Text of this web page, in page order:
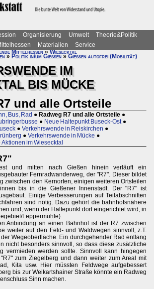
Organisierung Umwelt
Theorie&Politik
Materialien
Service
Mittelhessen»Wiesecktal
» Politik in/um Gießen » Gießen autofrei (Mobilität)
IM
BIS MÜCKE
und alle Ortsteile
Bus, Rad ● Radweg R7 und alle Ortsteile ●
● Neue Haltepunkt Buseck-Ost ●
● Verkehrswende in Reiskirchen ●
● Verkehrswende in Mücke ●
Aktionen im Wiesecktal
und mitten nach Gießen hinein verläuft ein
Fernradwanderweg, der "R7". Dieser bildet
zwischen den Kernorten, einigen weiteren Ortsteilen
bis in die Gießener Innenstadt. Der "R7" ist
Einige Verbesserungen auf Teilabschnitten
sind nötig. Dazu gehört die bahnhofsnähere
und, wenn der Haltepunkt dort eingerichtet wird, in
Leppermühle).
Anbindung an einen Bahnhof ist der R7 zwischen
weiter auf den Feld- und Waldwegen sinnvoll, z.T.
Wegeoberfläche. Ein durchgehender Rad entlang
nicht besonders sinnvoll, so dass diese zusätzliche
vermieden werden sollte. Sinnvoll kann hingegen
zum Ziegelberg und dann weiter zum Areal mit
Kita usw. Hier müssten Feldwege aufgebessert
bis zur Weikartshainer Straße könnte ein Radweg
Sinn machen.